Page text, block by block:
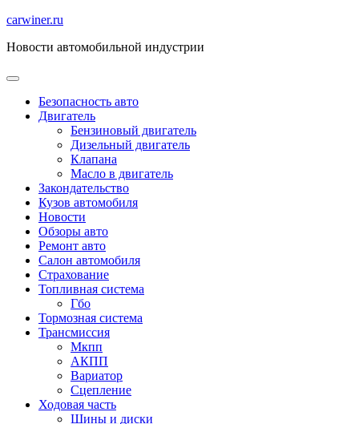
Перейти
содержимому
carwiner.ru
Новости автомобильной индустрии
Безопасность авто
Двигатель
Бензиновый двигатель
Дизельный двигатель
Клапана
Масло в двигатель
Закондательство
Кузов автомобиля
Новости
Обзоры авто
Ремонт авто
Салон автомобиля
Страхование
Топливная система
Гбо
Тормозная система
Трансмиссия
Мкпп
АКПП
Вариатор
Сцепление
Ходовая часть
Шины и диски